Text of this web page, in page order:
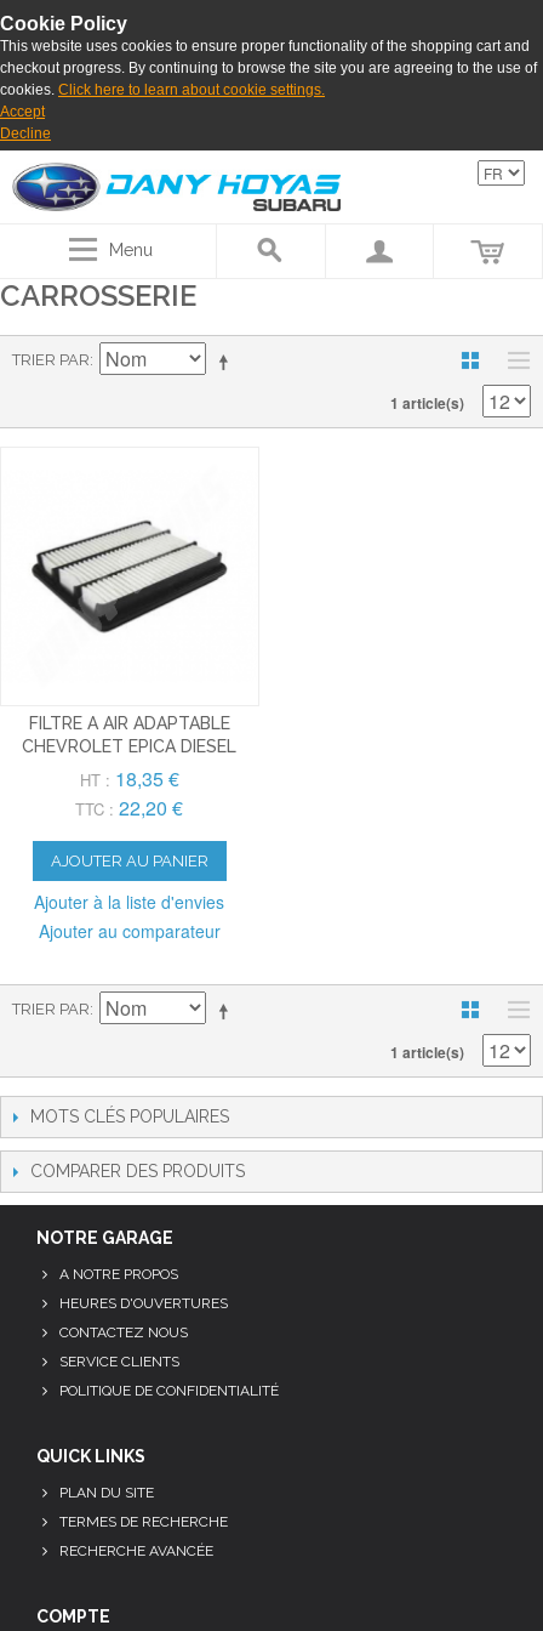
Cookie Policy
This website uses cookies to ensure proper functionality of the shopping cart and
checkout progress. By continuing to browse the site you are agreeing to the use of
cookies. Click here to learn about cookie settings.
Accept
Decline
Menu
CARROSSERIE
TRIER PAR
1 article(s)
FILTRE A AIR ADAPTABLE
CHEVROLET EPICA DIESEL
HT : 18,35 €
TTC : 22,20 €
AJOUTER AU PANIER
Ajouter à la liste d'envies
Ajouter au comparateur
TRIER PAR
1 article(s)
MOTS CLÉS POPULAIRES
COMPARER DES PRODUITS
NOTRE GARAGE
A NOTRE PROPOS
HEURES D'OUVERTURES
CONTACTEZ NOUS
SERVICE CLIENTS
POLITIQUE DE CONFIDENTIALITÉ
QUICK LINKS
PLAN DU SITE
TERMES DE RECHERCHE
RECHERCHE AVANCÉE
COMPTE